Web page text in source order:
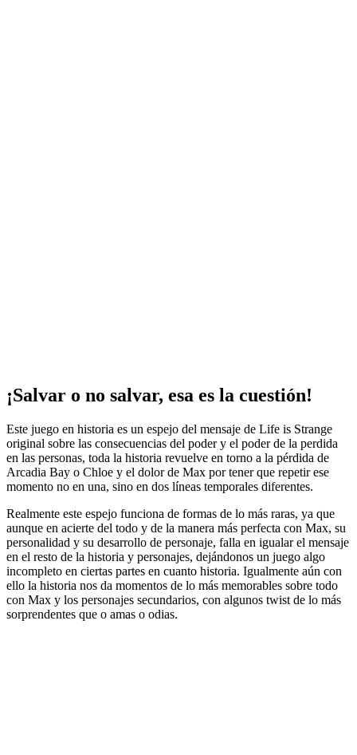
¡Salvar o no salvar, esa es la cuestión!
Este juego en historia es un espejo del mensaje de Life is Strange
original sobre las consecuencias del poder y el poder de la perdida
en las personas, toda la historia revuelve en torno a la pérdida de
Arcadia Bay o Chloe y el dolor de Max por tener que repetir ese
momento no en una, sino en dos líneas temporales diferentes.
Realmente este espejo funciona de formas de lo más raras, ya que
aunque en acierte del todo y de la manera más perfecta con Max, su
personalidad y su desarrollo de personaje, falla en igualar el mensaje
en el resto de la historia y personajes, dejándonos un juego algo
incompleto en ciertas partes en cuanto historia. Igualmente aún con
ello la historia nos da momentos de lo más memorables sobre todo
con Max y los personajes secundarios, con algunos twist de lo más
sorprendentes que o amas o odias.